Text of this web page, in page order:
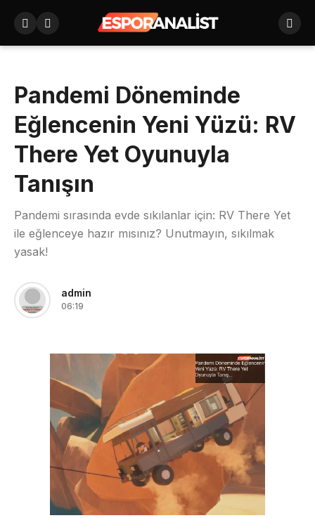
Pandemi Döneminde
Eğlencenin Yeni Yüzü: RV
There Yet Oyunuyla
Tanışın
Pandemi sırasında evde sıkılanlar için: RV There Yet
ile eğlenceye hazır mısınız? Unutmayın, sıkılmak
yasak!
admin
06:19